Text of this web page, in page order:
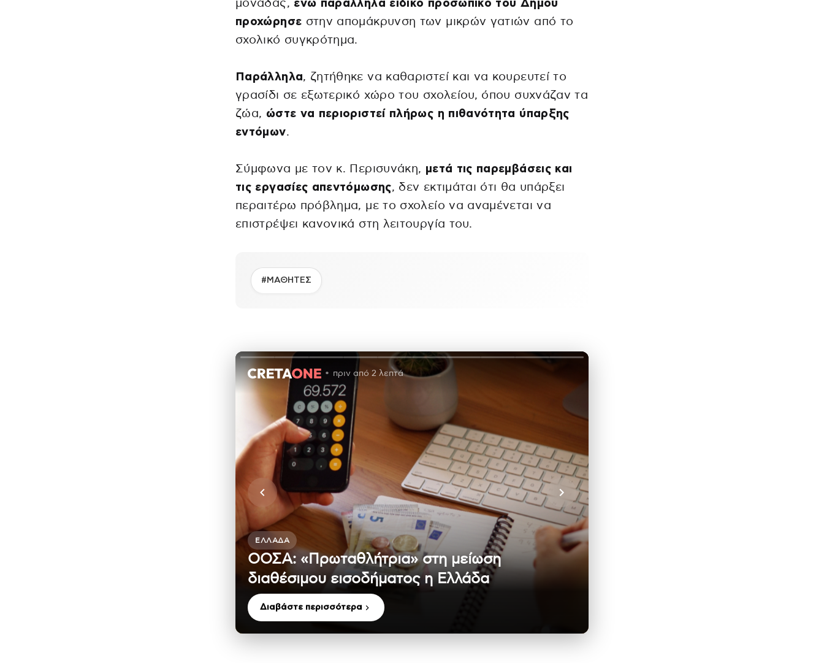
μονάδας, ενώ παράλληλα ειδικό προσωπικό του Δήμου
προχώρησε στην απομάκρυνση των μικρών γατιών από το
σχολικό συγκρότημα.
Παράλληλα, ζητήθηκε να καθαριστεί και να κουρευτεί το
γρασίδι σε εξωτερικό χώρο του σχολείου, όπου συχνάζαν τα
ζώα, ώστε να περιοριστεί πλήρως η πιθανότητα ύπαρξης
εντόμων.
Σύμφωνα με τον κ. Περισυνάκη, μετά τις παρεμβάσεις και
τις εργασίες απεντόμωσης, δεν εκτιμάται ότι θα υπάρξει
περαιτέρω πρόβλημα, με το σχολείο να αναμένεται να
επιστρέψει κανονικά στη λειτουργία του.
#ΜΑΘΗΤΕΣ
πριν από 2 λεπτά
ΕΛΛΆΔΑ
ΟΟΣΑ: «Πρωταθλήτρια» στη μείωση
διαθέσιμου εισοδήματος η Ελλάδα
Διαβάστε περισσότερα